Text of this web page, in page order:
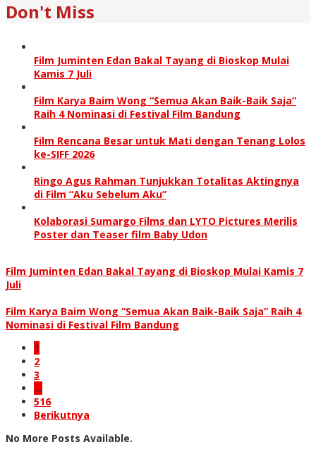
Don't Miss
Film Juminten Edan Bakal Tayang di Bioskop Mulai
Kamis 7 Juli
Film Karya Baim Wong “Semua Akan Baik-Baik Saja”
Raih 4 Nominasi di Festival Film Bandung
Film Rencana Besar untuk Mati dengan Tenang Lolos
ke-SIFF 2026
Ringo Agus Rahman Tunjukkan Totalitas Aktingnya
di Film “Aku Sebelum Aku”
Kolaborasi Sumargo Films dan LYTO Pictures Merilis
Poster dan Teaser film Baby Udon
Film Juminten Edan Bakal Tayang di Bioskop Mulai Kamis 7
Juli
Film Karya Baim Wong “Semua Akan Baik-Baik Saja” Raih 4
Nominasi di Festival Film Bandung
1
2
3
…
516
Berikutnya
No More Posts Available.